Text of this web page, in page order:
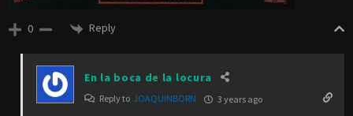
0 Reply
En la boca de la locura
Reply to JOAQUINBORN 3 years ago